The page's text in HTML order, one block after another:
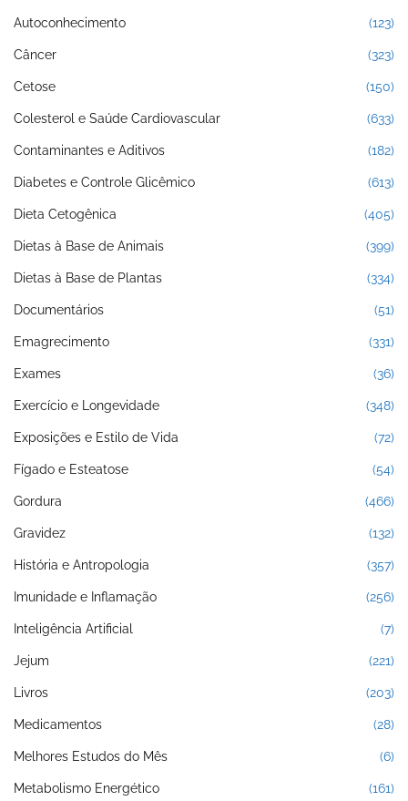
Autoconhecimento (123)
Câncer (323)
Cetose (150)
Colesterol e Saúde Cardiovascular (633)
Contaminantes e Aditivos (182)
Diabetes e Controle Glicêmico (613)
Dieta Cetogênica (405)
Dietas à Base de Animais (399)
Dietas à Base de Plantas (334)
Documentários (51)
Emagrecimento (331)
Exames (36)
Exercício e Longevidade (348)
Exposições e Estilo de Vida (72)
Fígado e Esteatose (54)
Gordura (466)
Gravidez (132)
História e Antropologia (357)
Imunidade e Inflamação (256)
Inteligência Artificial (7)
Jejum (221)
Livros (203)
Medicamentos (28)
Melhores Estudos do Mês (6)
Metabolismo Energético (161)